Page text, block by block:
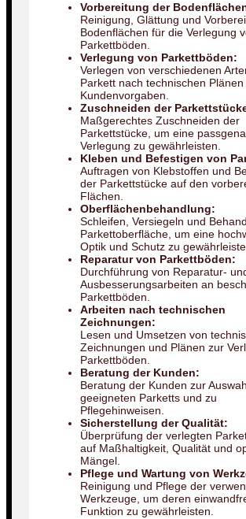
Vorbereitung der
Reinigung, Glättung und
Bodenflächen für die Verlegung
Parkettböden.
Verlegung von Parkettböden:
Verlegen von verschiedenen
Parkett nach technischen Plänen
Kundenvorgaben.
Zuschneiden der
Maßgerechtes Zuschneiden der
Parkettstücke, um eine
Verlegung zu gewährleisten.
Kleben und Befestigen von
Auftragen von Klebstoffen und
der Parkettstücke auf den
Flächen.
Oberflächenbehandlung:
Schleifen, Versiegeln und
Parkettoberfläche, um eine
Optik und Schutz zu
Reparatur von Parkettböden:
Durchführung von Reparatur-
Ausbesserungsarbeiten an
Parkettböden.
Arbeiten nach technischen
Zeichnungen:
Lesen und Umsetzen von
Zeichnungen und Plänen zur
Parkettböden.
Beratung der Kunden:
Beratung der Kunden zur
geeigneten Parketts und zu
Pflegehinweisen.
Sicherstellung der Qualität:
Überprüfung der verlegten
auf Maßhaltigkeit, Qualität und
Mängel.
Pflege und Wartung von
Reinigung und Pflege der
Werkzeuge, um deren
Funktion zu gewährleisten.